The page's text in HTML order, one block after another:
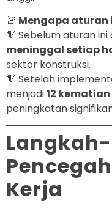
🚨 Mengapa aturan
🔻 Sebelum aturan
meninggal setiap
sektor konstruksi.
🔻 Setelah
menjadi12
peningkatan
Kerja